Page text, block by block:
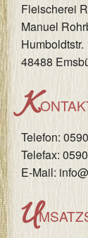
Fleischerei
Manuel
Humboldtstr.
48488
K
Telefon:
Telefax:
E-Mail:
U